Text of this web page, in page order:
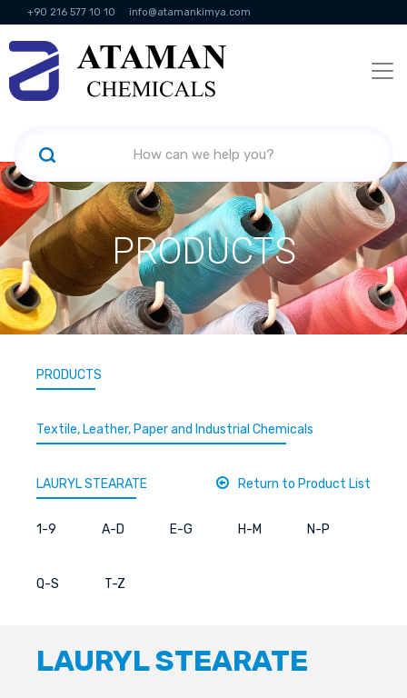
+90 216 577 10 10 info@atamankimya.com
KVKK Politikası Information Society Services
PRODUCTS
PRODUCTS
Textile, Leather, Paper and Industrial Chemicals
LAURYL STEARATE Return to Product List
1-9 A-D E-G H-M N-P
Q-S T-Z
LAURYL STEARATE